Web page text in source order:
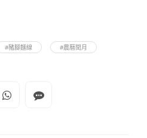
#豬腳麵線
#農曆閏月